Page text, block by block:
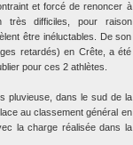
et forcé de renoncer à
très difficiles, pour raison
être inéluctables. De son
retardés) en Crête, a été
pour ces 2 athlètes.
pluvieuse, dans le sud de la
au classement général en
la charge réalisée dans la